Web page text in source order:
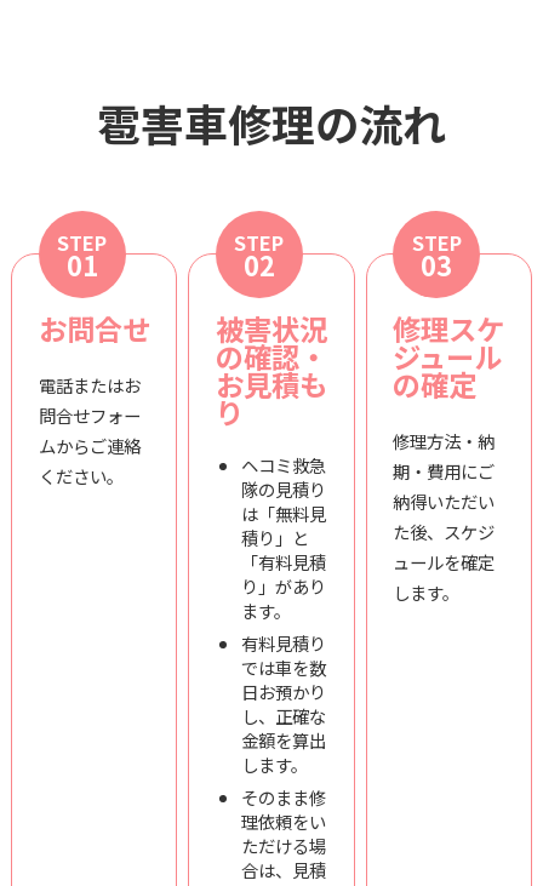
雹害車修理の流れ
STEP
01
お問合せ
電話またはお
問合せフォー
ムからご連絡
ください。
STEP
02
被害状況
の確認・
お見積も
り
ヘコミ救急
隊の見積り
は「無料見
積り」と
「有料見積
り」があり
ます。
有料見積り
では車を数
日お預かり
し、正確な
金額を算出
します。
そのまま修
理依頼をい
ただける場
合は、見積
STEP
03
修理スケ
ジュール
の確定
修理方法・納
期・費用にご
納得いただい
た後、スケジ
ュールを確定
します。